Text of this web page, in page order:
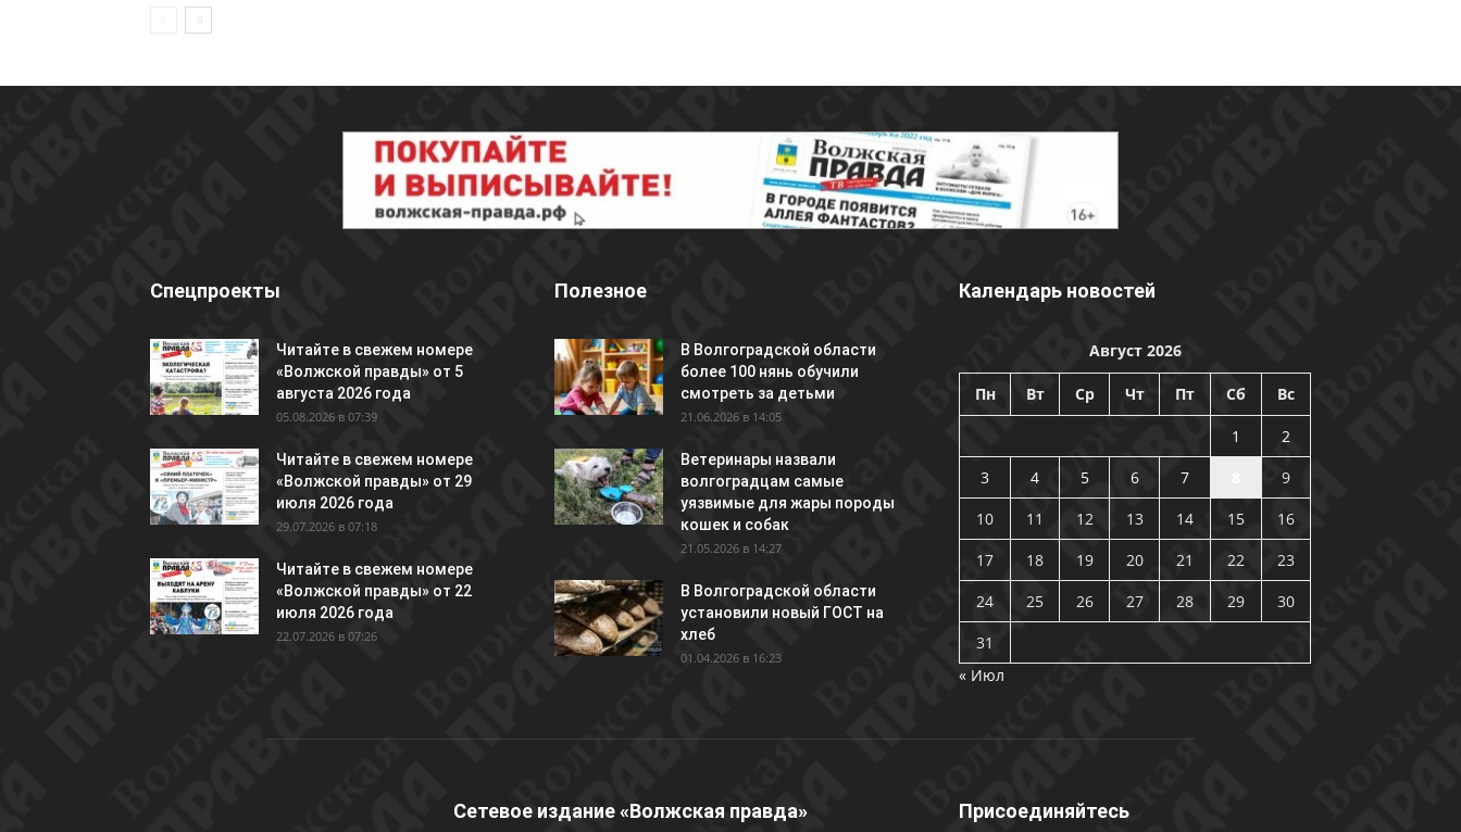
Спецпроекты
Читайте в свежем номере
«Волжской правды» от 5
августа 2026 года
05.08.2026 в 07:39
Читайте в свежем номере
«Волжской правды» от 29
июля 2026 года
29.07.2026 в 07:18
Читайте в свежем номере
«Волжской правды» от 22
июля 2026 года
22.07.2026 в 07:26
Полезное
В Волгоградской области
более 100 нянь обучили
смотреть за детьми
21.06.2026 в 14:05
Ветеринары назвали
волгоградцам самые
уязвимые для жары породы
кошек и собак
21.05.2026 в 14:27
В Волгоградской области
установили новый ГОСТ на
хлеб
01.04.2026 в 16:23
Календарь новостей
Август 2026
Пн Вт Ср Чт Пт Сб Вс
1
2
3
4 5 6 7
9
10
11 12 13 14 15
16
17
18 19 20 21 22
23
24
25 26 27 28 29
30
31
« Июл
Сетевое издание «Волжская правда» Присоединяйтесь